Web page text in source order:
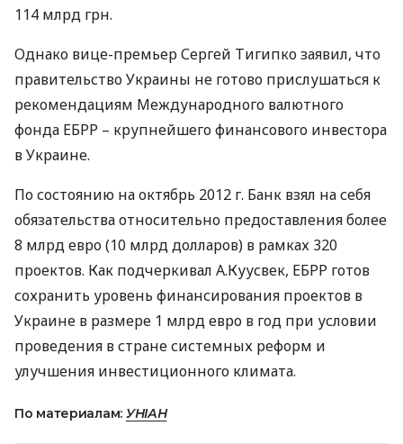
114 млрд грн.
Однако вице-премьер Сергей Тигипко заявил, что
правительство Украины не готово прислушаться к
рекомендациям Международного валютного
фонда ЕБРР – крупнейшего финансового инвестора
в Украине.
По состоянию на октябрь 2012 г. Банк взял на себя
обязательства относительно предоставления более
8 млрд евро (10 млрд долларов) в рамках 320
проектов. Как подчеркивал А.Куусвек, ЕБРР готов
сохранить уровень финансирования проектов в
Украине в размере 1 млрд евро в год при условии
проведения в стране системных реформ и
улучшения инвестиционного климата.
По материалам: УНІАН